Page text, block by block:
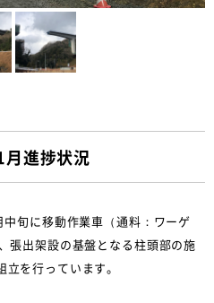
進捗状況
旬に移動作業車（通料：ワーゲ
張出架設の基盤となる柱頭部の施
を行っています。